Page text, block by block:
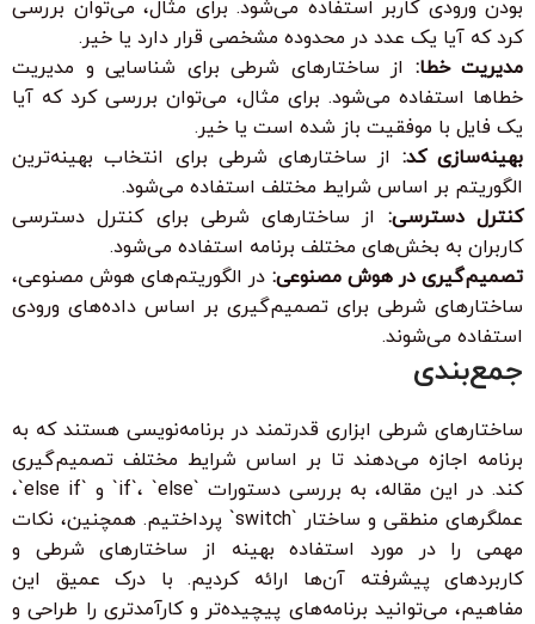
بودن ورودی کاربر استفاده می‌شود. برای مثال، می‌توان بررسی
کرد که آیا یک عدد در محدوده مشخصی قرار دارد یا خیر.
مدیریت خطا: از ساختارهای شرطی برای شناسایی و مدیریت
خطاها استفاده می‌شود. برای مثال، می‌توان بررسی کرد که آیا
یک فایل با موفقیت باز شده است یا خیر.
بهینه‌سازی کد: از ساختارهای شرطی برای انتخاب بهینه‌ترین
الگوریتم بر اساس شرایط مختلف استفاده می‌شود.
کنترل دسترسی: از ساختارهای شرطی برای کنترل دسترسی
کاربران به بخش‌های مختلف برنامه استفاده می‌شود.
تصمیم‌گیری در هوش مصنوعی: در الگوریتم‌های هوش مصنوعی،
ساختارهای شرطی برای تصمیم‌گیری بر اساس داده‌های ورودی
استفاده می‌شوند.
جمع‌بندی
ساختارهای شرطی ابزاری قدرتمند در برنامه‌نویسی هستند که به
برنامه اجازه می‌دهند تا بر اساس شرایط مختلف تصمیم‌گیری
کند. در این مقاله، به بررسی دستورات `if`، `else` و `else if`،
عملگرهای منطقی و ساختار `switch` پرداختیم. همچنین، نکات
مهمی را در مورد استفاده بهینه از ساختارهای شرطی و
کاربردهای پیشرفته آن‌ها ارائه کردیم. با درک عمیق این
مفاهیم، می‌توانید برنامه‌های پیچیده‌تر و کارآمدتری را طراحی و